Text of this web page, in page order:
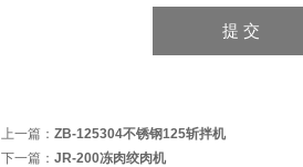
上一篇： ZB-125304不锈钢125斩拌机
下一篇： JR-200冻肉绞肉机